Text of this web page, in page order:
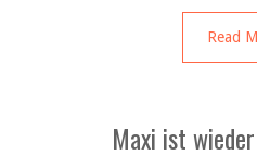
Read
Maxi ist